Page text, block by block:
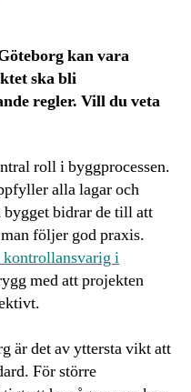
kan vara
ska bli
regler. Vill du veta
roll i byggprocessen.
alla lagar och
bygget bidrar de till att
följer god praxis.
i
med att projekten
är det av yttersta vikt att
För större